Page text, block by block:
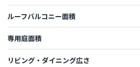
ルーフバルコニー面積
専用庭面積
リビング・ダイニング広さ